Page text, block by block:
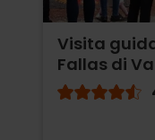
Visita
Fallas di